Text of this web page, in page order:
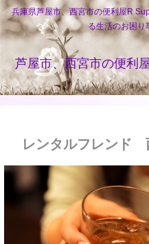
兵庫県芦屋市、西宮市の便利屋R
る生活のお困り
芦屋市、西宮市の便利
レンタルフレンド